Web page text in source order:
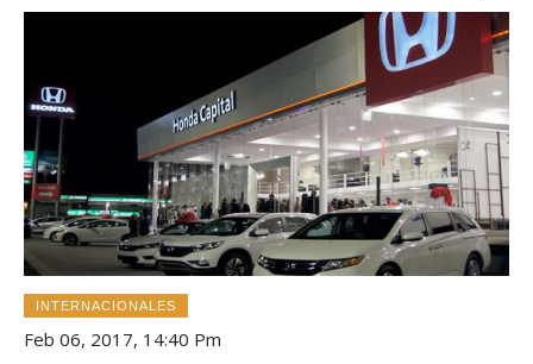
INTERNACIONALES
Feb 06, 2017, 14:40 Pm